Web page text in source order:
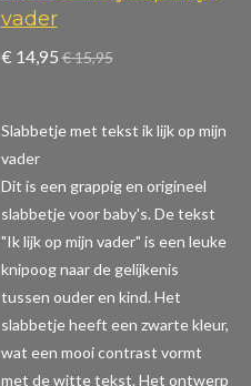
vader
€ 14,95 € 15,95
Slabbetje met tekst ik lijk op mijn
vader
Dit is een grappig en origineel
slabbetje voor baby's. De tekst
"Ik lijk op mijn vader" is een leuke
knipoog naar de gelijkenis
tussen ouder en kind. Het
slabbetje heeft een zwarte kleur,
wat een mooi contrast vormt
met de witte tekst. Het ontwerp